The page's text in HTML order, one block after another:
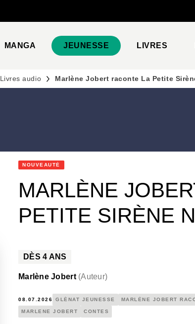
MANGA JEUNESSE LIVRES
Livres audio Marlène Jobert raconte La Petite
NOUVEAUTÉ
MARLÈNE
PETITE SIRÈNE
DÈS4 ANS
Marlène Jobert (Auteur)
08.07.2026 GLÉNAT JEUNESSE MARLÈNE JOBERT
MARLENE JOBERT CONTES